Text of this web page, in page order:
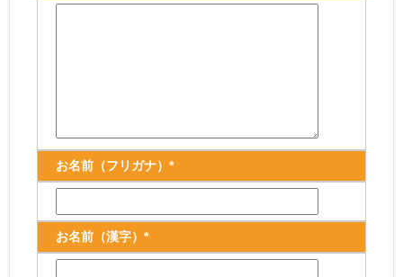
お名前（フリガナ）*
お名前（漢字）*